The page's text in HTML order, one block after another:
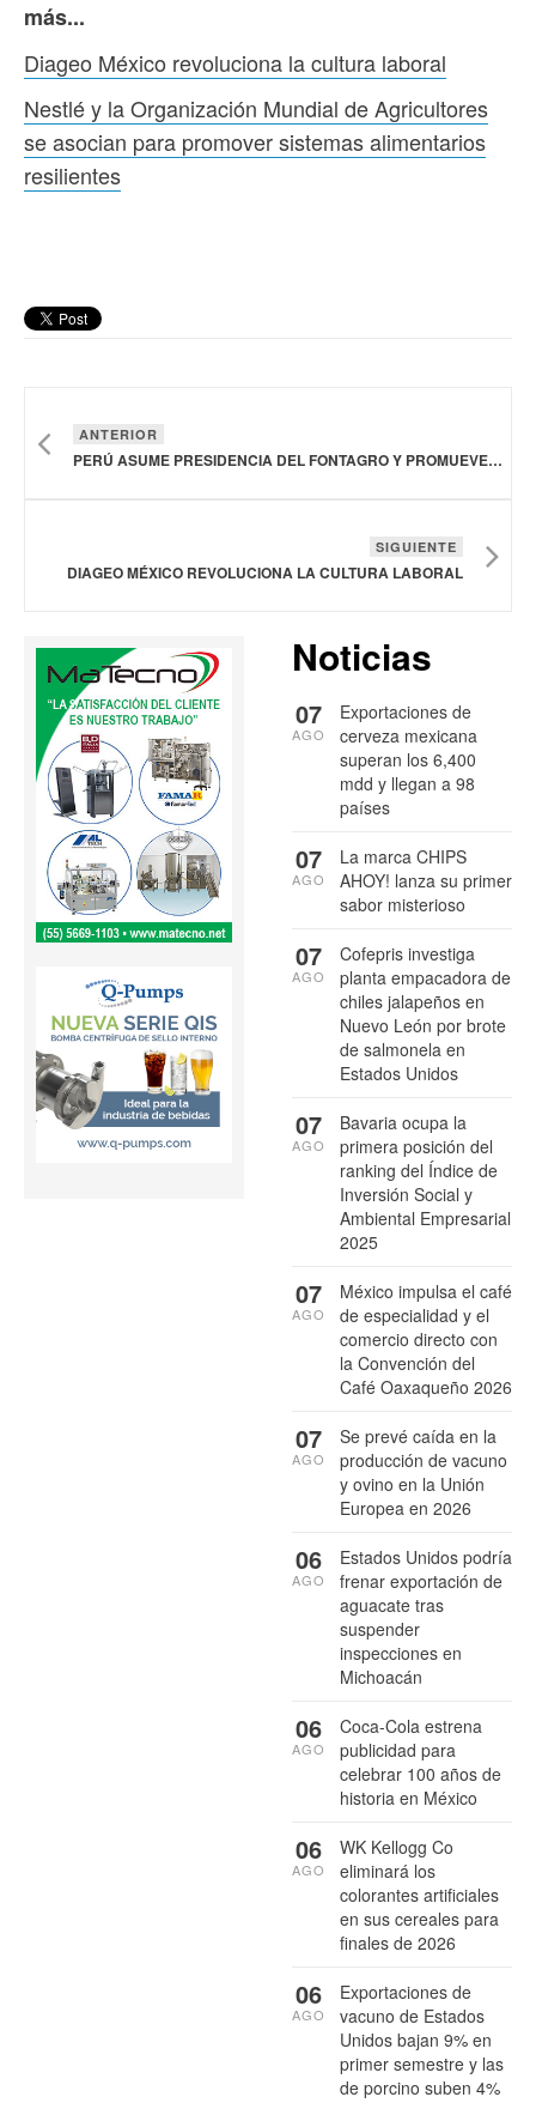
más...
Diageo México revoluciona la cultura laboral
Nestlé y la Organización Mundial de Agricultores
se asocian para promover sistemas alimentarios
resilientes
ANTERIOR
PERÚ ASUME PRESIDENCIA DEL FONTAGRO Y PROMUEVE LA EXPORTACIÓN DE LA PEQUEÑA AGRICULTURA
SIGUIENTE
DIAGEO MÉXICO REVOLUCIONA LA CULTURA LABORAL
Noticias
Exportaciones de
cerveza mexicana
superan los 6,400
mdd y llegan a 98
países
07
AGO
La marca CHIPS
AHOY! lanza su primer
sabor misterioso
07
AGO
Cofepris investiga
planta empacadora de
chiles jalapeños en
Nuevo León por brote
de salmonela en
Estados Unidos
07
AGO
Bavaria ocupa la
primera posición del
ranking del Índice de
Inversión Social y
Ambiental Empresarial
2025
07
AGO
México impulsa el café
de especialidad y el
comercio directo con
la Convención del
Café Oaxaqueño 2026
07
AGO
Se prevé caída en la
producción de vacuno
y ovino en la Unión
Europea en 2026
07
AGO
Estados Unidos podría
frenar exportación de
aguacate tras
suspender
inspecciones en
Michoacán
06
AGO
Coca-Cola estrena
publicidad para
celebrar 100 años de
historia en México
06
AGO
WK Kellogg Co
eliminará los
colorantes artificiales
en sus cereales para
finales de 2026
06
AGO
Exportaciones de
vacuno de Estados
Unidos bajan 9% en
primer semestre y las
de porcino suben 4%
06
AGO